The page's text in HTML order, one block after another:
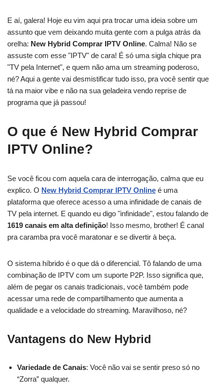
E aí, galera! Hoje eu vim aqui pra trocar uma ideia sobre um
assunto que vem deixando muita gente com a pulga atrás da
orelha: New Hybrid Comprar IPTV Online. Calma! Não se
assuste com esse "IPTV" de cara! É só uma sigla chique pra
"TV pela Internet", e quem não ama um streaming poderoso,
né? Aqui a gente vai desmistificar tudo isso, pra você sentir que
tá na maior vibe e não na sua geladeira vendo reprise de
programa que já passou!
O que é New Hybrid Comprar
IPTV Online?
Se você ficou com aquela cara de interrogação, calma que eu
explico. O New Hybrid Comprar IPTV Online é uma
plataforma que oferece acesso a uma infinidade de canais de
TV pela internet. E quando eu digo "infinidade", estou falando de
1619 canais em alta definição! Isso mesmo, brother! É canal
pra caramba pra você maratonar e se divertir à beça.
O sistema híbrido é o que dá o diferencial. Tô falando de uma
combinação de IPTV com um suporte P2P. Isso significa que,
além de pegar os canais tradicionais, você também pode
acessar uma rede de compartilhamento que aumenta a
qualidade e a velocidade do streaming. Maravilhoso, né?
Vantagens do New Hybrid
Variedade de Canais: Você não vai se sentir preso só no
“Zorra” qualquer.